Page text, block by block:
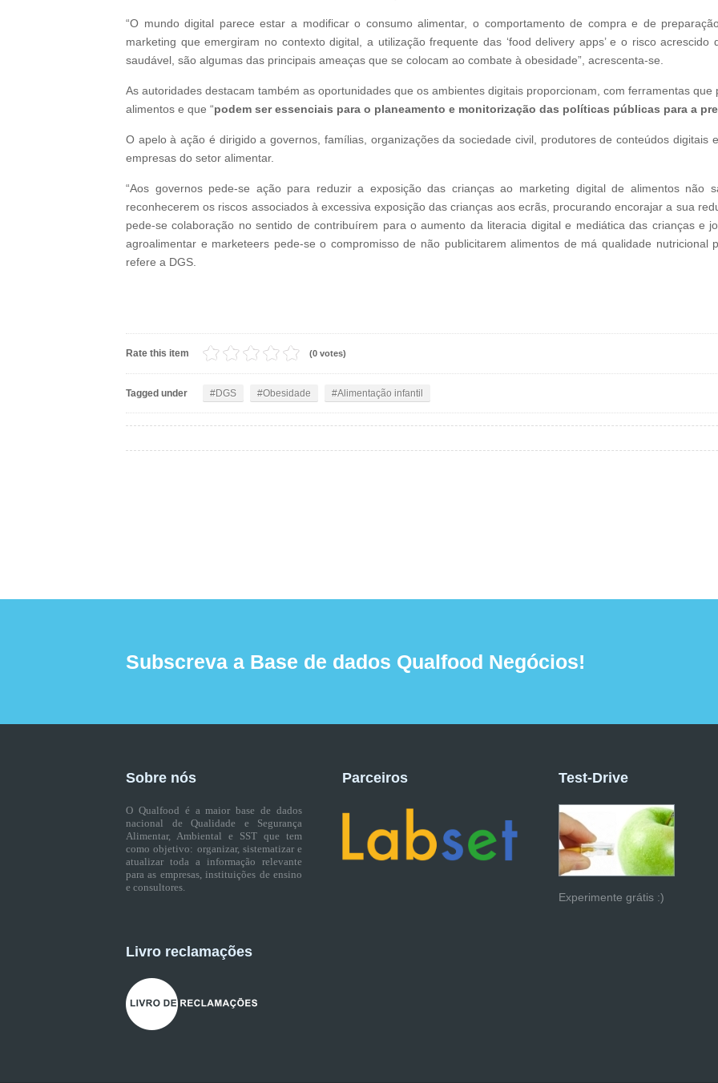
“O mundo digital parece estar a modificar o consumo alimentar, o comportamento de compra e de
marketing que emergiram no contexto digital, a utilização frequente das ‘food delivery apps’ e o risco
saudável, são algumas das principais ameaças que se colocam ao combate à obesidade”, acrescenta-se.
As autoridades destacam também as oportunidades que os ambientes digitais proporcionam, com ferramentas
alimentos e que “podem ser essenciais para o planeamento e monitorização das políticas públicas para a
O apelo à ação é dirigido a governos, famílias, organizações da sociedade civil, produtores de conteúdos digitais
empresas do setor alimentar.
“Aos governos pede-se ação para reduzir a exposição das crianças ao marketing digital de alimentos não
reconhecerem os riscos associados à excessiva exposição das crianças aos ecrãs, procurando encorajar a sua
pede-se colaboração no sentido de contribuírem para o aumento da literacia digital e mediática das crianças e
agroalimentar e marketeers pede-se o compromisso de não publicitarem alimentos de má qualidade nutricional
refere a DGS.
Rate this item (0 votes)
Tagged under DGS Obesidade Alimentação infantil
Subscreva a Base de dados Qualfood Negócios!
Sobre nós
O Qualfood é a maior base de dados
nacional de Qualidade e Segurança
Alimentar, Ambiental e SST que tem
como objetivo: organizar, sistematizar e
atualizar toda a informação relevante
para as empresas, instituições de ensino
e consultores.
Livro reclamações
Parceiros Test-Drive
Experimente grátis :)